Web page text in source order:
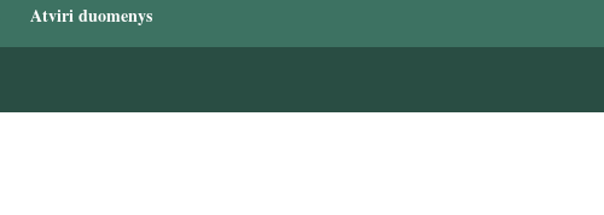
Atviri duomenys